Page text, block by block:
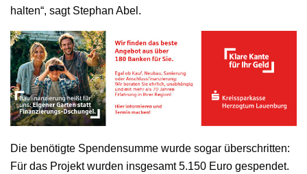
halten“, sagt Stephan Abel.
Die benötigte Spendensumme wurde sogar überschritten:
Für das Projekt wurden insgesamt 5.150 Euro gespendet.